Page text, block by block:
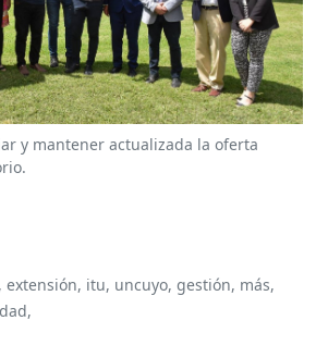
y mantener actualizada la oferta
extensión, itu, uncuyo, gestión, más,